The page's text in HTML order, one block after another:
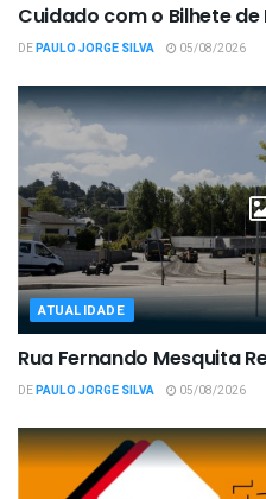
Cuidado com o Bilhete
DEPAULO JORGE SILVA 05/08/2026
ATUALIDADE
Rua Fernando Mesquita
DEPAULO JORGE SILVA 05/08/2026